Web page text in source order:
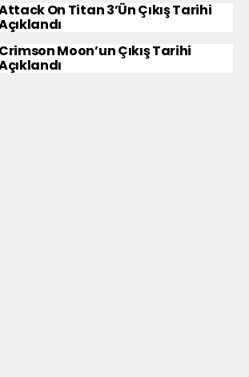
On Titan 3’ün Çıkış Tarihi
Crimson Moon’un Çıkış Tarihi